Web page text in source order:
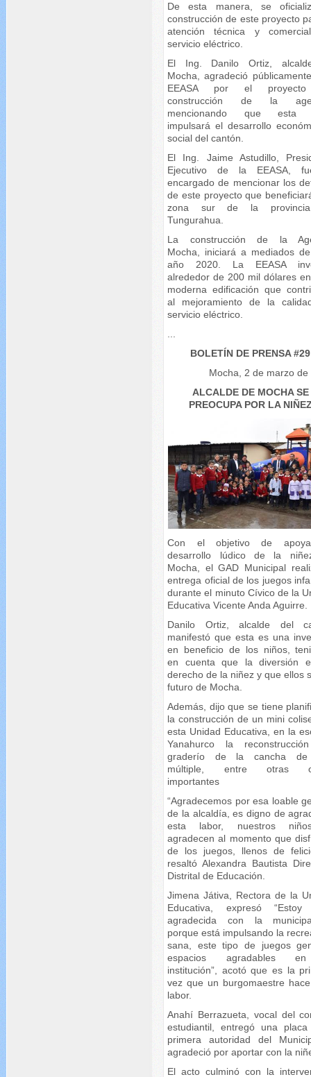
De esta manera, se
construcción de este proyecto
atención técnica y
servicio eléctrico.
El Ing. Danilo Ortiz,
Mocha, agradeció
EEASA por el
construcción de la
mencionando que esta
impulsará el desarrollo
social del cantón.
El Ing. Jaime Astudillo,
Ejecutivo de la EEASA,
encargado de mencionar los
de este proyecto que
zona sur de la
Tungurahua.
La construcción de la
Mocha, iniciará a mediados
año 2020. La EEASA
alrededor de 200 mil dólares
moderna edificación que
al mejoramiento de la
servicio eléctrico.
...
BOLETÍN DE PRENSA #29
Mocha, 2 de marzo de
ALCALDE DE MOCHA SE
PREOCUPA POR LA
Con el objetivo de
desarrollo lúdico de la
Mocha, el GAD Municipal
entrega oficial de los juegos
durante el minuto Cívico de la
Educativa Vicente Anda Aguirre.
Danilo Ortiz, alcalde del
manifestó que esta es una
en beneficio de los niños,
en cuenta que la diversión
derecho de la niñez y que ellos
futuro de Mocha.
Además, dijo que se tiene
la construcción de un mini
esta Unidad Educativa, en la
Yanahurco la
graderío de la cancha
múltiple, entre otras
importantes
“Agradecemos por esa loable
de la alcaldía, es digno de
esta labor, nuestros
agradecen al momento que
de los juegos, llenos de
resaltó Alexandra Bautista
Distrital de Educación.
Jimena Játiva, Rectora de la
Educativa, expresó “Estoy
agradecida con la
porque está impulsando la
sana, este tipo de juegos
espacios agradables
institución”, acotó que es la
vez que un burgomaestre
labor.
Anahí Berrazueta, vocal del
estudiantil, entregó una
primera autoridad del
agradeció por aportar con la
El acto culminó con la